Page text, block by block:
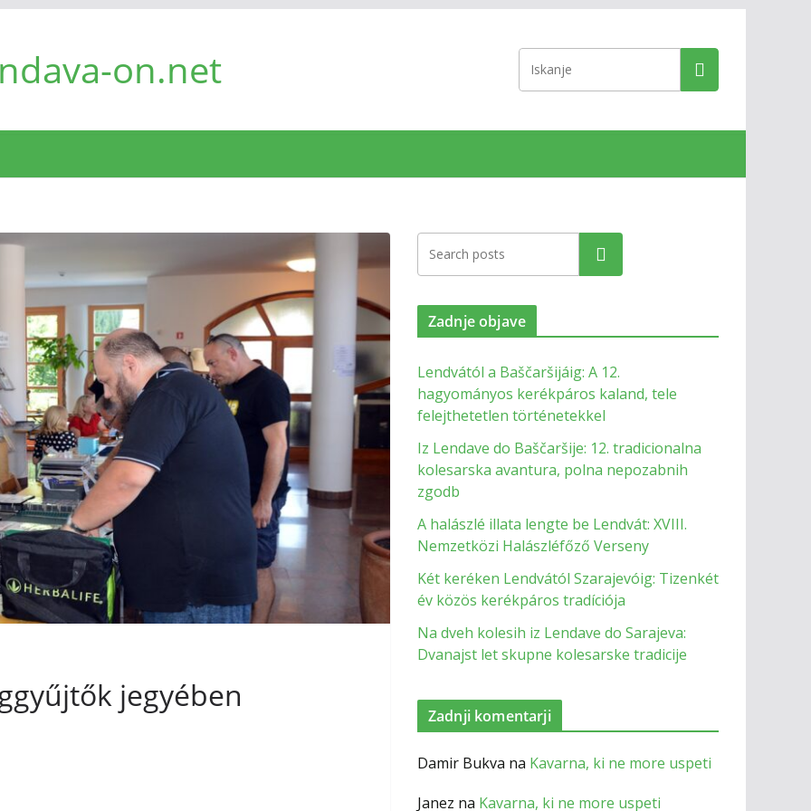
on.net
jegyében
Zadnje objave
Lendvától a Baščaršijáig: A 12.
hagyományos kerékpáros kaland, tele
felejthetetlen történetekkel
Iz Lendave do Baščaršije: 12. tradicionalna
kolesarska avantura, polna nepozabnih
zgodb
A halászlé illata lengte be Lendvát: XVIII.
Nemzetközi Halászléfőző Verseny
Két keréken Lendvától Szarajevóig: Tizenkét
év közös kerékpáros tradíciója
Na dveh kolesih iz Lendave do Sarajeva:
Dvanajst let skupne kolesarske tradicije
Zadnji komentarji
Damir Bukva na Kavarna, ki ne more uspeti
Janez na Kavarna, ki ne more uspeti